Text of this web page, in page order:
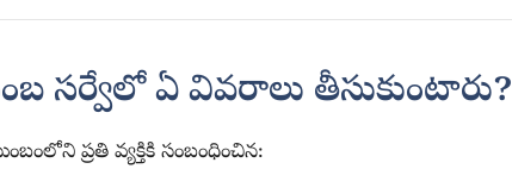
సర్వేలో ఏ వివరాలు తీసుకుంటారు?
ప్రతి వ్యక్తికి సంబంధించిన: